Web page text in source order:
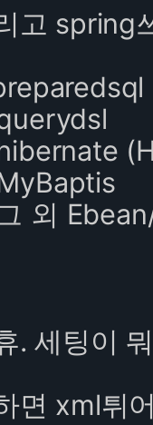
고 spring
외
. 세팅이
면 xml튀